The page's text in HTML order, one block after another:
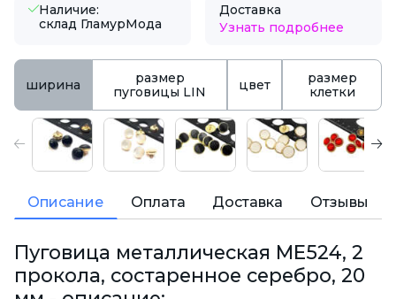
Наличие:
склад ГламурМода
Доставка
Узнать подробнее
ширина
размер
пуговицы LIN
цвет
размер
клетки
Описание Оплата Доставка Отзывы
Пуговица металлическая ME524, 2
прокола, состаренное серебро, 20